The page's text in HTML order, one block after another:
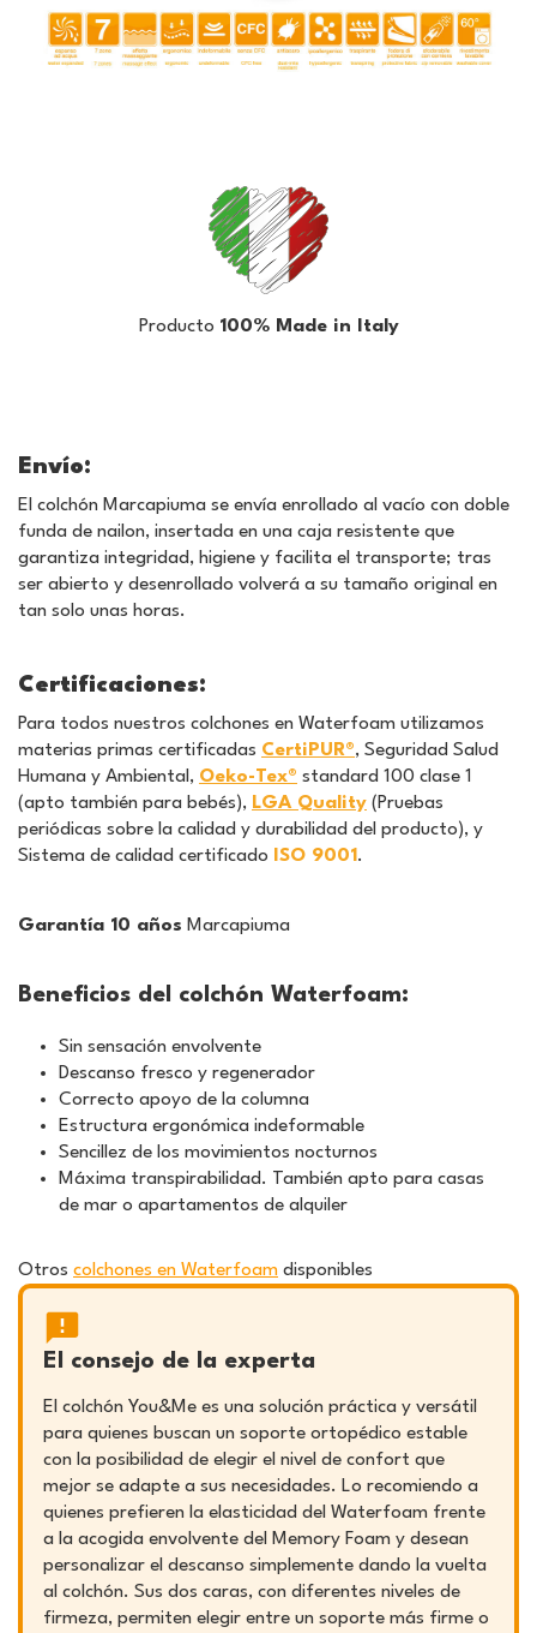
Producto 100% Made in Italy
Envío:
El colchón Marcapiuma se envía enrollado al vacío con doble
funda de nailon, insertada en una caja resistente que
garantiza integridad, higiene y facilita el transporte; tras
ser abierto y desenrollado volverá a su tamaño original en
tan solo unas horas.
Certificaciones:
Para todos nuestros colchones en Waterfoam utilizamos
materias primas certificadas CertiPUR®, Seguridad Salud
Humana y Ambiental, Oeko-Tex® standard 100 clase 1
(apto también para bebés), LGA Quality (Pruebas
periódicas sobre la calidad y durabilidad del producto), y
Sistema de calidad certificado
ISO 9001 .
Garantía 10 años Marcapiuma
Beneficios del colchón Waterfoam:
Sin sensación envolvente
Descanso fresco y regenerador
Correcto apoyo de la columna
Estructura ergonómica indeformable
Sencillez de los movimientos nocturnos
Máxima transpirabilidad. También apto para casas
de mar o apartamentos de alquiler
Otros colchones en Waterfoam disponibles
El consejo de la experta
El colchón You&Me es una solución práctica y versátil
para quienes buscan un soporte ortopédico estable
con la posibilidad de elegir el nivel de confort que
mejor se adapte a sus necesidades. Lo recomiendo a
quienes prefieren la elasticidad del Waterfoam frente
a la acogida envolvente del Memory Foam y desean
personalizar el descanso simplemente dando la vuelta
al colchón. Sus dos caras, con diferentes niveles de
firmeza, permiten elegir entre un soporte más firme o